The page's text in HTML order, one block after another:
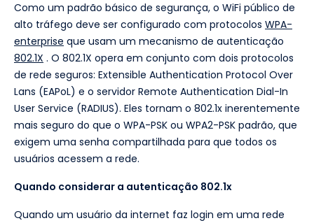
Como um padrão básico de segurança, o WiFi público de
alto tráfego deve ser configurado com protocolos WPA-
enterprise que usam um mecanismo de autenticação
802.1X . O 802.1X opera em conjunto com dois protocolos
de rede seguros: Extensible Authentication Protocol Over
Lans (EAPoL) e o servidor Remote Authentication Dial-In
User Service (RADIUS). Eles tornam o 802.1x inerentemente
mais seguro do que o WPA-PSK ou WPA2-PSK padrão, que
exigem uma senha compartilhada para que todos os
usuários acessem a rede.
Quando considerar a autenticação 802.1x
Quando um usuário da internet faz login em uma rede